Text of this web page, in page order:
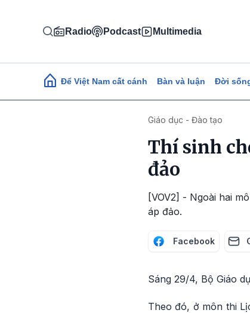
Radio Podcast Multimedia
Main navigation
Để Việt Nam cất cánh Bàn và luận Đời
Giáo dục - Đào tạo
Thí sinh
đảo
[VOV2] - Ngoài hai
áp đảo.
Facebook
Sáng 29/4, Bộ Giáo
Theo đó, ở môn thi